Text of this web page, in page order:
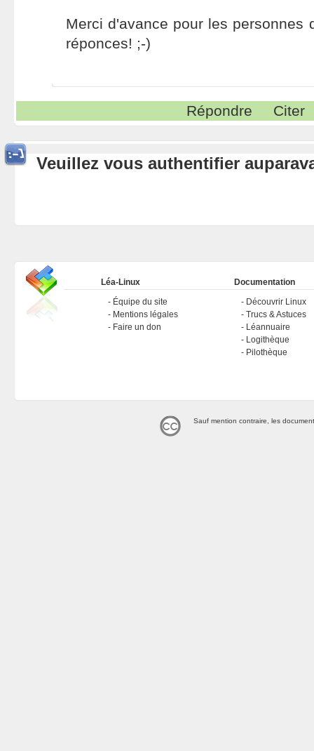
Merci d'avance pour les personnes
réponces! ;-)
Répondre Citer
Veuillez vous authentifier
Léa-Linux
Équipe du site
Mentions légales
Faire un don
Documentation
Découvrir Linux
Trucs & Astuces
Léannuaire
Logithèque
Pilothèque
Sauf mention contraire, les